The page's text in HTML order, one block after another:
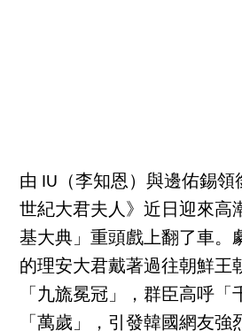
由 IU（李知恩）與邊佑錫領
世紀大君夫人》近日迎來高
基大典」重頭戲上翻了車。
的理安大君戴著過往朝鮮王
「九旒冕冠」，群臣高呼「
「萬歲」，引發韓國網友強